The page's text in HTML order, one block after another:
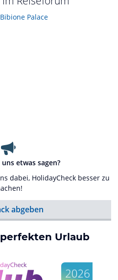
Palace
etwas sagen?
dabei, HolidayCheck besser zu
abgeben
Urlaub